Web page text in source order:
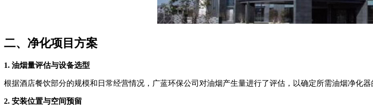
二、净化项目方案
1. 油烟量评估与设备选型
根据酒店餐饮部分的规模和日常经营情况，广蓝环保公司对油烟产生量进行了评估，以确定所需油烟净化
2. 安装位置与空间预留